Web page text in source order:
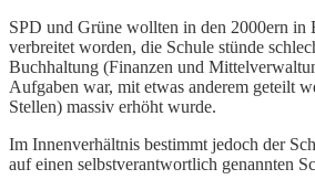
SPD und Grüne wollten in den 2000ern in
verbreitet worden, die Schule stünde
Buchhaltung (Finanzen und
Aufgaben war, mit etwas anderem geteilt
Stellen) massiv erhöht wurde.
Im Innenverhältnis bestimmt jedoch der
auf einen selbstverantwortlich genannten